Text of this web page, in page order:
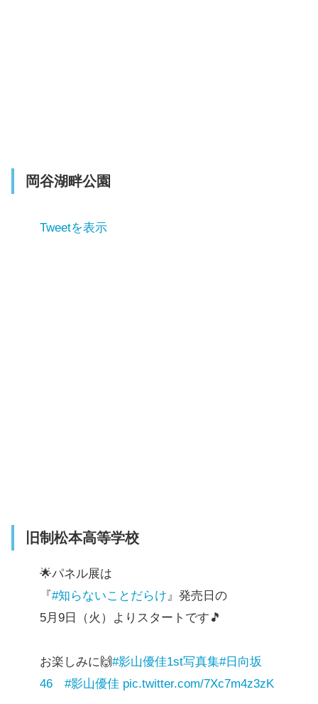
岡谷湖畔公園
Tweetを表示
旧制松本高等学校
🌟パネル展は
『#知らないことだらけ』発売日の
5月9日（火）よりスタートです🎵
お楽しみに🙌#影山優佳1st写真集#日向坂
46
#影山優佳 pic.twitter.com/7Xc7m4z3zK